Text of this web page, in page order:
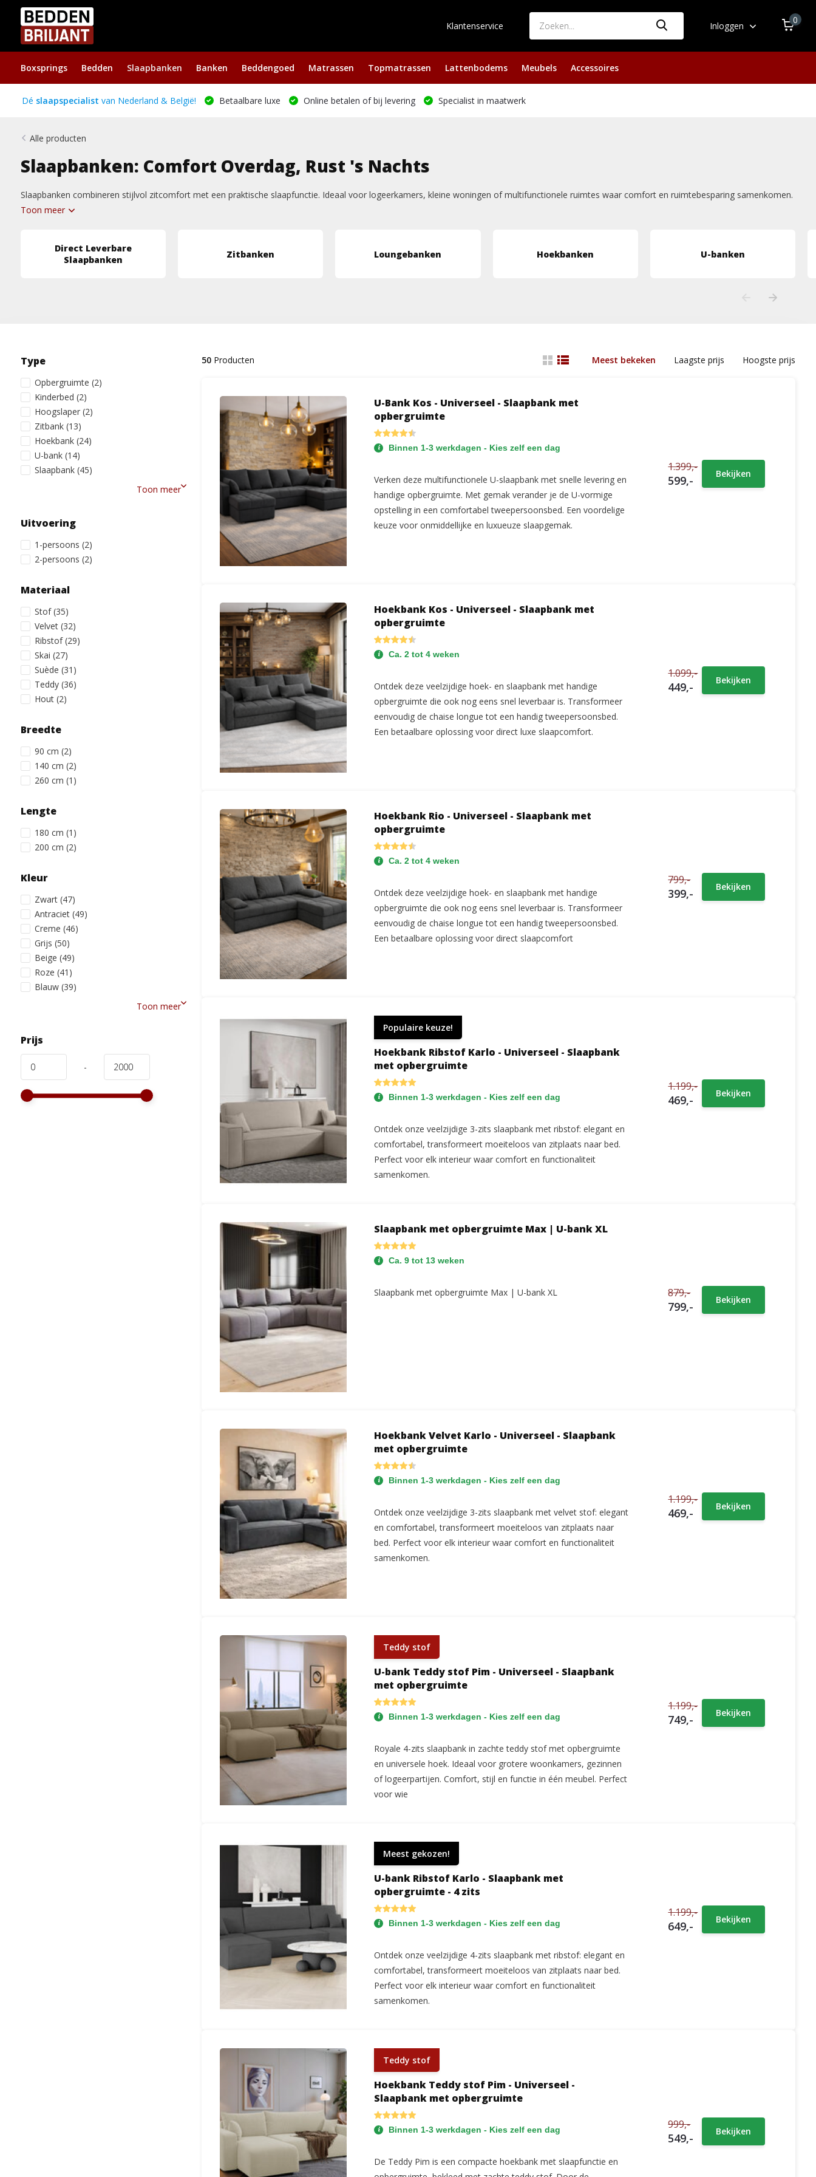
Klantenservice Inloggen
0
Boxsprings Bedden Slaapbanken Banken Beddengoed Matrassen Topmatrassen Lattenbodems Meubels Accessoires
Dé slaapspecialist van Nederland & België! Betaalbare luxe Online betalen of bij levering Specialist in maatwerk
Alle producten
Slaapbanken: Comfort Overdag, Rust 's Nachts
Slaapbanken combineren stijlvol zitcomfort met een praktische slaapfunctie. Ideaal voor logeerkamers, kleine woningen of multifunctionele ruimtes waar comfort en ruimtebesparing samenkomen.
Toon meer
Direct Leverbare
Slaapbanken
Zitbanken Loungebanken Hoekbanken U-banken
Type
Opbergruimte (2)
Kinderbed (2)
Hoogslaper (2)
Zitbank (13)
Hoekbank (24)
U-bank (14)
Slaapbank (45)
Toon meer
Uitvoering
1-persoons (2)
2-persoons (2)
Materiaal
Stof(35)
Velvet (32)
Ribstof(29)
Skai (27)
Suède (31)
Teddy (36)
Hout (2)
Breedte
90 cm (2)
140 cm (2)
260 cm (1)
Lengte
180 cm (1)
200 cm (2)
Kleur
Zwart (47)
Antraciet (49)
Creme (46)
Grijs (50)
Beige (49)
Roze (41)
Blauw (39)
Toon meer
Prijs
-
50Producten Meest bekeken Laagste prijs Hoogste prijs
U-Bank Kos - Universeel - Slaapbank met
opbergruimte
Binnen 1-3 werkdagen - Kies zelf een dag
Verken deze multifunctionele U-slaapbank met snelle levering en
handige opbergruimte. Met gemak verander je de U-vormige
opstelling in een comfortabel tweepersoonsbed. Een voordelige
keuze voor onmiddellijke en luxueuze slaapgemak.
1.399,-
599,- Bekijken
Hoekbank Kos - Universeel - Slaapbank met
opbergruimte
Ca. 2 tot 4 weken
Ontdek deze veelzijdige hoek- en slaapbank met handige
opbergruimte die ook nog eens snel leverbaar is. Transformeer
eenvoudig de chaise longue tot een handig tweepersoonsbed.
Een betaalbare oplossing voor direct luxe slaapcomfort.
1.099,-
449,- Bekijken
Hoekbank Rio - Universeel - Slaapbank met
opbergruimte
Ca. 2 tot 4 weken
Ontdek deze veelzijdige hoek- en slaapbank met handige
opbergruimte die ook nog eens snel leverbaar is. Transformeer
eenvoudig de chaise longue tot een handig tweepersoonsbed.
Een betaalbare oplossing voor direct slaapcomfort
799,-
399,- Bekijken
Populaire keuze!
Hoekbank Ribstof Karlo - Universeel - Slaapbank
met opbergruimte
Binnen 1-3 werkdagen - Kies zelf een dag
Ontdek onze veelzijdige 3-zits slaapbank met ribstof: elegant en
comfortabel, transformeert moeiteloos van zitplaats naar bed.
Perfect voor elk interieur waar comfort en functionaliteit
samenkomen.
1.199,-
469,- Bekijken
Slaapbank met opbergruimte Max | U-bank XL
Ca. 9 tot 13 weken
Slaapbank met opbergruimte Max | U-bank XL 879,-
799,- Bekijken
Hoekbank Velvet Karlo - Universeel - Slaapbank
met opbergruimte
Binnen 1-3 werkdagen - Kies zelf een dag
Ontdek onze veelzijdige 3-zits slaapbank met velvet stof: elegant
en comfortabel, transformeert moeiteloos van zitplaats naar
bed. Perfect voor elk interieur waar comfort en functionaliteit
samenkomen.
1.199,-
469,- Bekijken
Teddy stof
U-bank Teddy stof Pim - Universeel - Slaapbank
met opbergruimte
Binnen 1-3 werkdagen - Kies zelf een dag
Royale 4-zits slaapbank in zachte teddy stof met opbergruimte
en universele hoek. Ideaal voor grotere woonkamers, gezinnen
of logeerpartijen. Comfort, stijl en functie in één meubel. Perfect
voor wie
1.199,-
749,- Bekijken
Meest gekozen!
U-bank Ribstof Karlo - Slaapbank met
opbergruimte - 4 zits
Binnen 1-3 werkdagen - Kies zelf een dag
Ontdek onze veelzijdige 4-zits slaapbank met ribstof: elegant en
comfortabel, transformeert moeiteloos van zitplaats naar bed.
Perfect voor elk interieur waar comfort en functionaliteit
samenkomen.
1.199,-
649,- Bekijken
Teddy stof
Hoekbank Teddy stof Pim - Universeel -
Slaapbank met opbergruimte
Binnen 1-3 werkdagen - Kies zelf een dag
De Teddy Pim is een compacte hoekbank met slaapfunctie en
999,-
549,- Bekijken